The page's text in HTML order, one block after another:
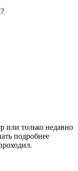
или только недавно
подробнее